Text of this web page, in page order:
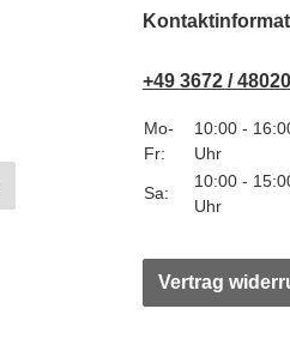
+49 3672 / 48020
Mo-
Fr:
10:00 -
Uhr
Sa:
10:00 -
Uhr
Vertrag